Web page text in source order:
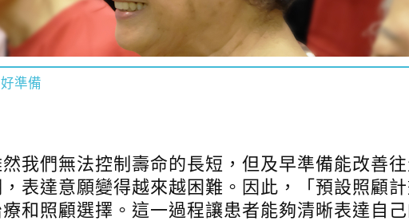
準備
我們無法控制壽命的長短，但及早準備能改善
表達意願變得越來越困難。因此，「預設照顧
和照顧選擇。這一過程讓患者能夠清晰表達自